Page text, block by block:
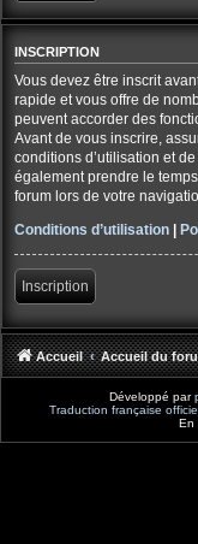
INSCRIPTION
Vous devez être inscrit
rapide et vous offre de
peuvent accorder des
Avant de vous inscrire,
conditions d’utilisation et
également prendre le
forum lors de votre
Conditions d’utilisation |
Inscription
Accueil Accueil du
Développé par
Traduction française
En